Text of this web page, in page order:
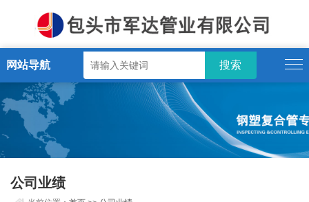
网站导航
公司业绩